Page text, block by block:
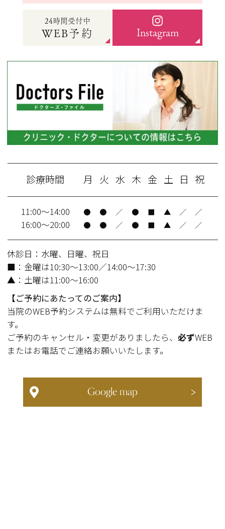
24時間受付中
WEB予約 Instagram
診療時間 月 火 水 木 金 土 日 祝
11:00～14:00 ● ● ／ ● ■ ▲ ／ ／
16:00～20:00 ● ● ／ ● ■ ▲ ／ ／
休診日：水曜、日曜、祝日
■：金曜は10:30～13:00／14:00～17:30
▲：土曜は11:00～16:00
【ご予約にあたってのご案内】
当院のWEB予約システムは無料でご利用いただけま
す。
ご予約のキャンセル・変更がありましたら、必ずWEB
またはお電話でご連絡お願いいたします。
Google map